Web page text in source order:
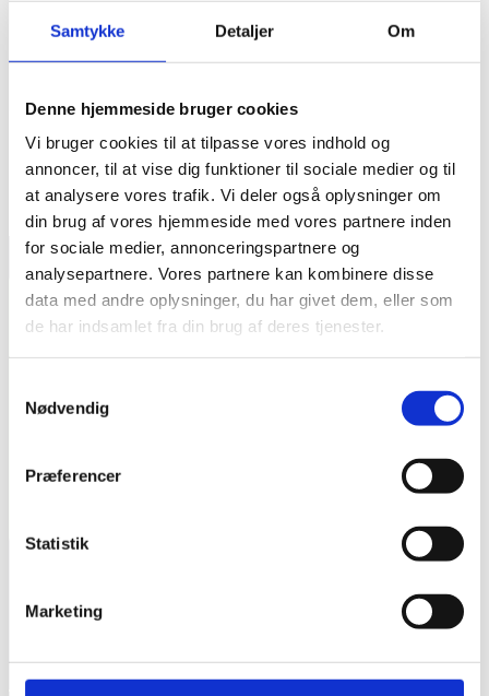
Samtykke Detaljer Om
Denne hjemmeside bruger cookies
Vi bruger cookies til at tilpasse vores indhold og
annoncer, til at vise dig funktioner til sociale medier og til
at analysere vores trafik. Vi deler også oplysninger om
din brug af vores hjemmeside med vores partnere inden
for sociale medier, annonceringspartnere og
analysepartnere. Vores partnere kan kombinere disse
data med andre oplysninger, du har givet dem, eller som
de har indsamlet fra din brug af deres tjenester.
Nødvendig
Præferencer
Statistik
Marketing
Vil du vide mere om os?
eller tage en snak om et skoleskifte. Tryk
Ring til os
86 39 40 02